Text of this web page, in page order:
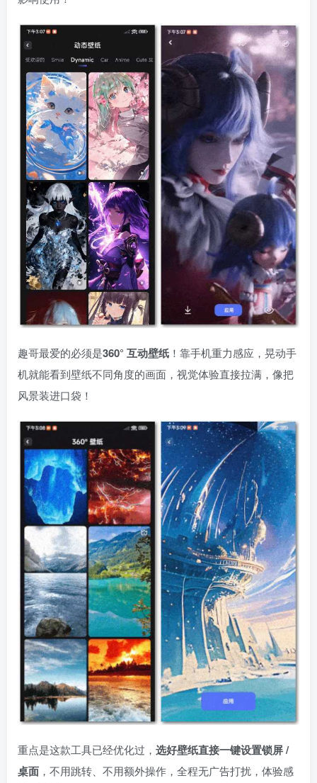
趣哥最爱的必须是360° 互动壁纸 ！靠手机重力感应，晃动手
机就能看到壁纸不同角度的画面，视觉体验直接拉满，像把
风景装进口袋！
重点是这款工具已经优化过， 选好壁纸直接一键设置锁屏 /
桌面 ，不用跳转、不用额外操作，全程无广告打扰，体验感